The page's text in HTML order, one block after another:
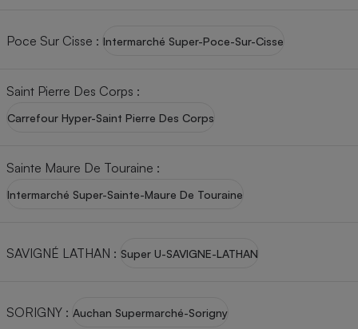
Poce Sur Cisse : Intermarché Super-Poce-Sur-Cisse
Saint Pierre Des Corps :
Carrefour Hyper-Saint Pierre Des Corps
Sainte Maure De Touraine :
Intermarché Super-Sainte-Maure De Touraine
SAVIGNÉ LATHAN : Super U-SAVIGNE-LATHAN
SORIGNY : Auchan Supermarché-Sorigny